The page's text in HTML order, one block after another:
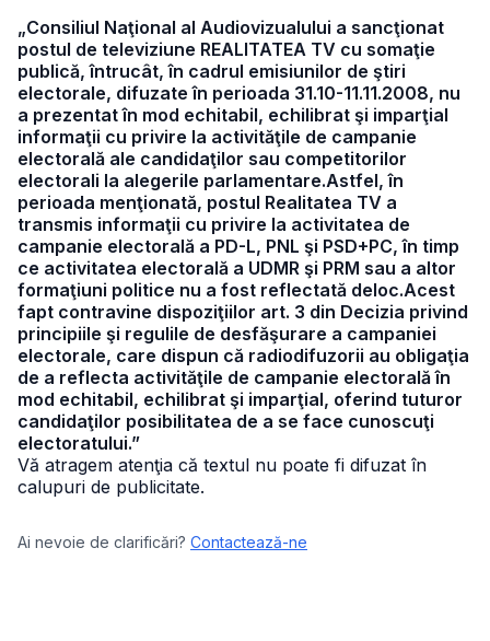
„Consiliul Naţional al Audiovizualului a sancţionat
postul de televiziune REALITATEA TV cu somaţie
publică, întrucât, în cadrul emisiunilor de ştiri
electorale, difuzate în perioada 31.10-11.11.2008, nu
a prezentat în mod echitabil, echilibrat şi imparţial
informaţii cu privire la activităţile de campanie
electorală ale candidaţilor sau competitorilor
electorali la alegerile parlamentare.Astfel, în
perioada menţionată, postul Realitatea TV a
transmis informaţii cu privire la activitatea de
campanie electorală a PD-L, PNL şi PSD+PC, în timp
ce activitatea electorală a UDMR şi PRM sau a altor
formaţiuni politice nu a fost reflectată deloc.Acest
fapt contravine dispoziţiilor art. 3 din Decizia privind
principiile şi regulile de desfăşurare a campaniei
electorale, care dispun că radiodifuzorii au obligaţia
de a reflecta activităţile de campanie electorală în
mod echitabil, echilibrat şi imparţial, oferind tuturor
candidaţilor posibilitatea de a se face cunoscuţi
electoratului.”
Vă atragem atenţia că textul nu poate fi difuzat în
calupuri de publicitate.
Ai nevoie de clarificări? Contactează-ne